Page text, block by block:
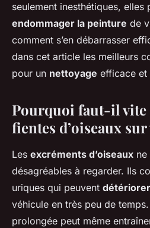
seulement inesthétiques, elles
endommager la peinture de
comment s’en débarrasser
dans cet article les meilleurs
pour un nettoyage efficace et
Pourquoi faut-il vite
fientes d’oiseaux
Les excréments d’oiseaux ne
désagréables à regarder. Ils
uriques qui peuvent
véhicule en très peu de
prolongée peut même